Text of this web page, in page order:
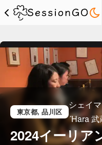
東京都, 品川区
シェイ
´Hara
2024イーリア